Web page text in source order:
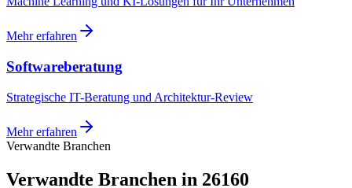
Mehr erfahren
Softwareberatung
Strategische IT-Beratung und Architektur-Review
Mehr erfahren
Verwandte Branchen
Verwandte Branchen in 26160